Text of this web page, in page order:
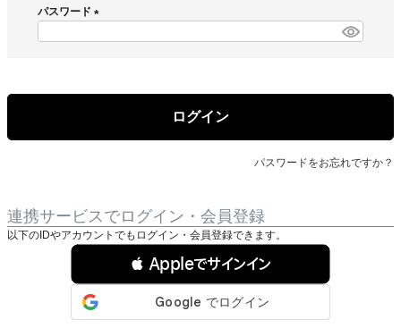
)
パスワード
ログイン
パスワードをお忘れですか？
連携サービスでログイン・会員登録
以下のIDやアカウントでもログイン・会員登録できます。
 Appleでサインイン